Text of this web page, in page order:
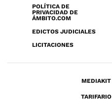
POLÍTICA DE
PRIVACIDAD DE
ÁMBITO.COM
EDICTOS JUDICIALES
LICITACIONES
MEDIAKIT
TARIFARIO